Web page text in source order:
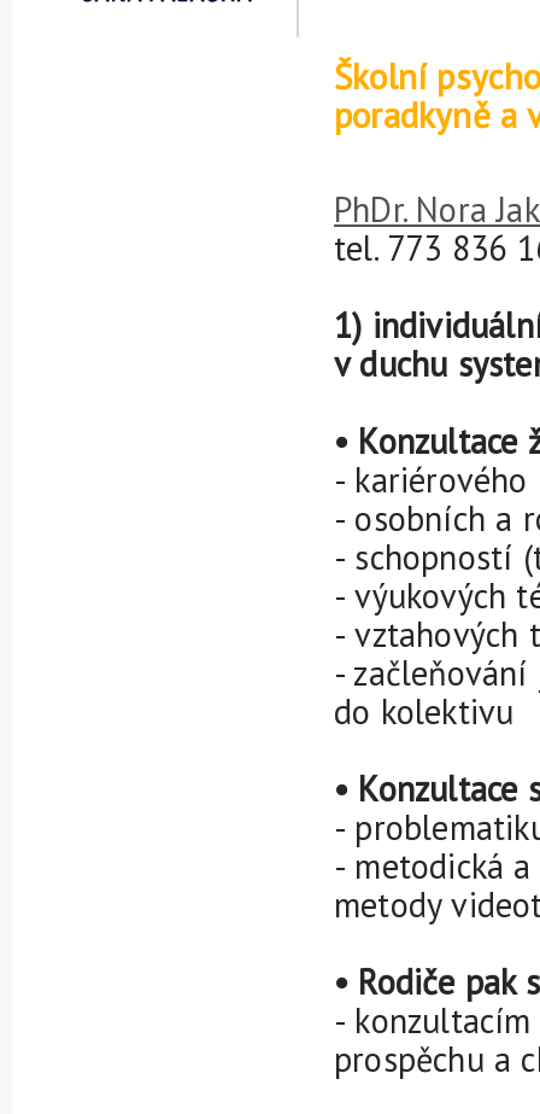
Školní
poradkyně a
PhDr. Nora
tel. 773 836
1)
v duchu
• Konzultace
-
- osobních a
- schopností
- výukových
- vztahových
-
do kolektivu
• Konzultace
-
- metodická
metody
• Rodiče pak
-
prospěchu a